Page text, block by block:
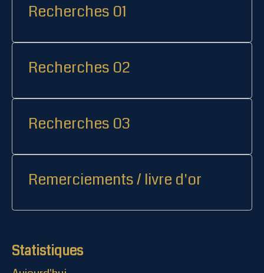
Recherches 01
Recherches 02
Recherches 03
Remerciements / livre d'or
Statistiques